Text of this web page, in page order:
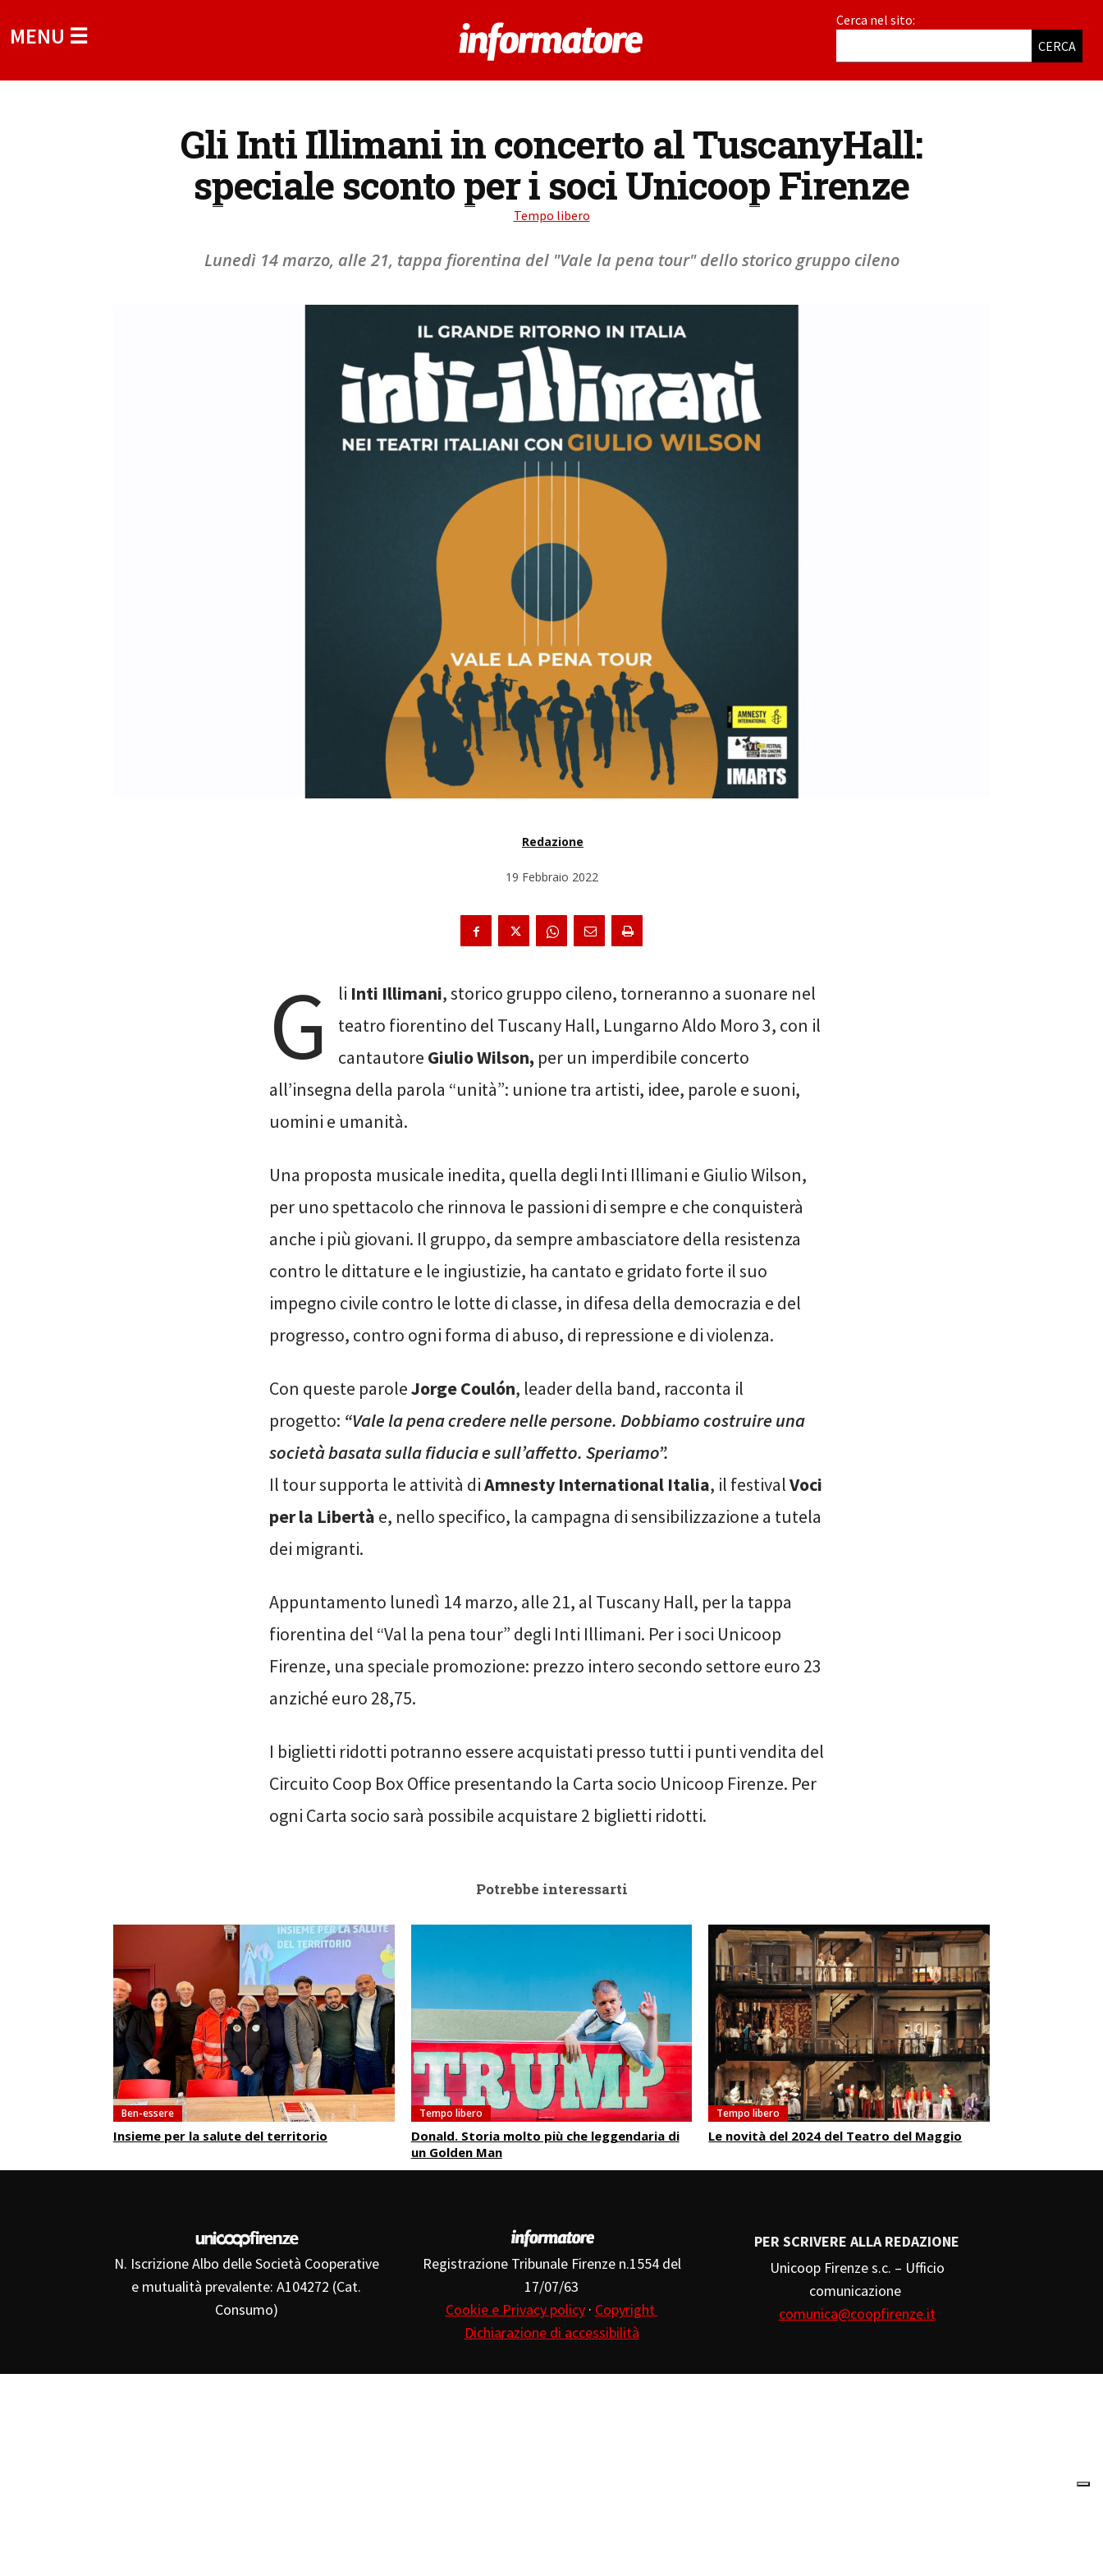
MENU ☰
Cerca nel sito:
CERCA
Gli Inti Illimani in concerto al TuscanyHall:
speciale sconto per i soci Unicoop Firenze
Tempo libero
Lunedì 14 marzo, alle 21, tappa fiorentina del "Vale la pena tour" dello storico gruppo cileno
Redazione
19 Febbraio 2022
G li Inti Illimani, storico gruppo cileno, torneranno a suonare nel
teatro fiorentino del Tuscany Hall, Lungarno Aldo Moro 3, con il
cantautore Giulio Wilson, per un imperdibile concerto
all’insegna della parola “unità”: unione tra artisti, idee, parole e suoni,
uomini e umanità.
Una proposta musicale inedita, quella degli Inti Illimani e Giulio Wilson,
per uno spettacolo che rinnova le passioni di sempre e che conquisterà
anche i più giovani. Il gruppo, da sempre ambasciatore della resistenza
contro le dittature e le ingiustizie, ha cantato e gridato forte il suo
impegno civile contro le lotte di classe, in difesa della democrazia e del
progresso, contro ogni forma di abuso, di repressione e di violenza.
Con queste paroleJorge Coulón, leader della band, racconta il
progetto: “Vale la pena credere nelle persone. Dobbiamo costruire una
società basata sulla fiducia e sull’affetto. Speriamo”.
Il tour supporta le attività diAmnesty International Italia, il festivalVoci
per la Libertà e, nello specifico, la campagna di sensibilizzazione a tutela
dei migranti.
Appuntamento lunedì 14 marzo, alle 21, al Tuscany Hall, per la tappa
fiorentina del “Val la pena tour” degli Inti Illimani. Per i soci Unicoop
Firenze, una speciale promozione: prezzo intero secondo settore euro 23
anziché euro 28,75.
I biglietti ridotti potranno essere acquistati presso tutti i punti vendita del
Circuito Coop Box Office presentando la Carta socio Unicoop Firenze. Per
ogni Carta socio sarà possibile acquistare 2 biglietti ridotti.
Potrebbe interessarti
Ben-essere
Insieme per la salute del territorio
Tempo libero
Donald. Storia molto più che leggendaria di
un Golden Man
Tempo libero
Le novità del 2024 del Teatro del Maggio
N. Iscrizione Albo delle Società Cooperative
e mutualità prevalente: A104272 (Cat.
Consumo)
Registrazione Tribunale Firenze n.1554 del
17/07/63
Cookie e Privacy policy· Copyright
Dichiarazione di accessibilità
PER SCRIVERE ALLA REDAZIONE
Unicoop Firenze s.c. – Ufficio
comunicazione
comunica@coopfirenze.it